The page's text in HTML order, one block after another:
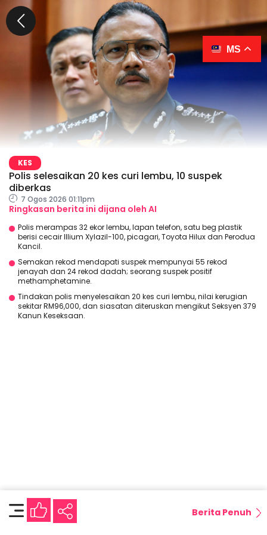
KES
Polis selesaikan 20 kes curi lembu, 10 suspek
diberkas
7 Ogos 2026 01:11pm
Ringkasan berita ini dijana oleh AI
Polis merampas 32 ekor lembu, lapan telefon, satu beg plastik
berisi cecair Illium Xylazil-100, picagari, Toyota Hilux dan Perodua
Kancil.
Semakan rekod mendapati suspek mempunyai 55 rekod
jenayah dan 24 rekod dadah; seorang suspek positif
methamphetamine.
Tindakan polis menyelesaikan 20 kes curi lembu, nilai kerugian
sekitar RM96,000, dan siasatan diteruskan mengikut Seksyen 379
Kanun Keseksaan.
Berita Penuh
MS